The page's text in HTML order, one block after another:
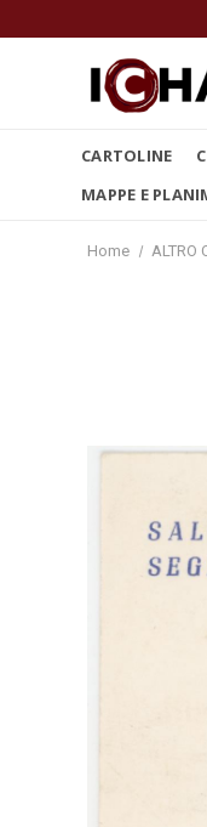
CARTOLINE
MAPPE E
Home ALTRO